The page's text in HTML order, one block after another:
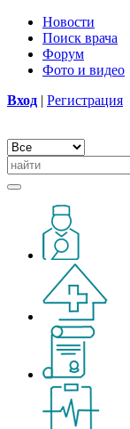
Новости
Поиск врача
Форум
Фото и видео
Вход | Регистрация